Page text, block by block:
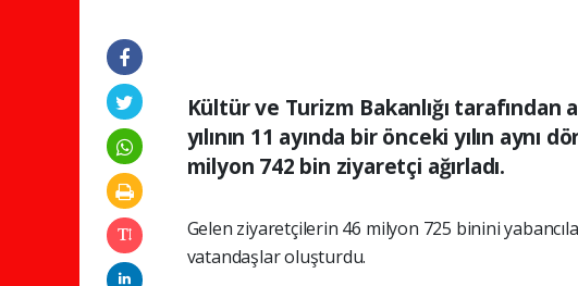
Kültür ve Turizm Bakanlığı
yılının 11 ayında bir önceki yılın aynı
milyon 742 bin ziyaretçi ağırladı.
Gelen ziyaretçilerin 46 milyon 725 binini
vatandaşlar oluşturdu.